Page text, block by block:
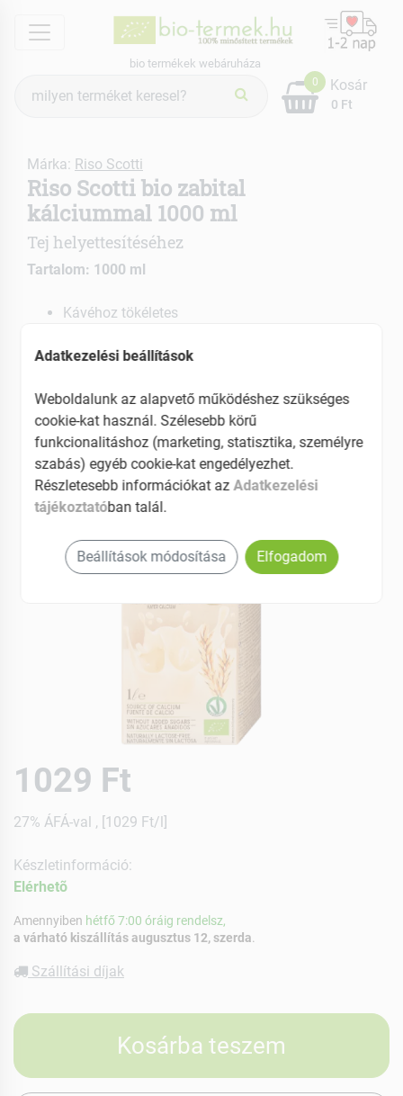
menu
bio termékek webáruháza
keresés
0
0 Ft
Kosár
Márka: Riso Scotti
Riso Scotti bio zabital
kálciummal 1000 ml
Tej helyettesítéséhez
Tartalom: 1000 ml
Kávéhoz tökéletes
Tejérzékenyeknek tökéletes választás
EAN: 8001860255137
1029 Ft
27% ÁFÁ-val , [1029 Ft/l]
Készletinformáció:
Elérhetõ
Amennyiben hétfő 7:00 óráig rendelsz,
a várható kiszállítás augusztus 12, szerda
Szállítási díjak
Kosárba teszem
Adatkezelési beállítások
Weboldalunk az alapvető működéshez szükséges
cookie-kat használ. Szélesebb körű
funkcionalitáshoz (marketing, statisztika, személyre
szabás) egyéb cookie-kat engedélyezhet.
Részletesebb információkat azAdatkezelési
tájékoztatóban talál.
Beállítások módosítása Elfogadom